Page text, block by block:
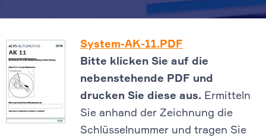
System-AK-11.PDF
Bitte klicken Sie auf die
nebenstehende PDF und
drucken Sie diese aus. Ermitteln
Sie anhand der Zeichnung die
Schlüsselnummer und tragen Sie